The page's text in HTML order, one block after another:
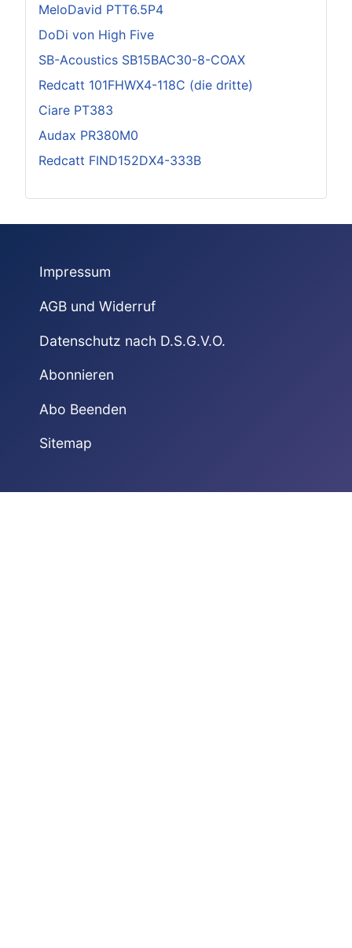
MeloDavid PTT6.5P4
DoDi von High Five
SB-Acoustics SB15BAC30-8-COAX
Redcatt 101FHWX4-118C (die dritte)
Ciare PT383
Audax PR380M0
Redcatt FIND152DX4-333B
Impressum
AGB und Widerruf
Datenschutz nach D.S.G.V.O.
Abonnieren
Abo Beenden
Sitemap